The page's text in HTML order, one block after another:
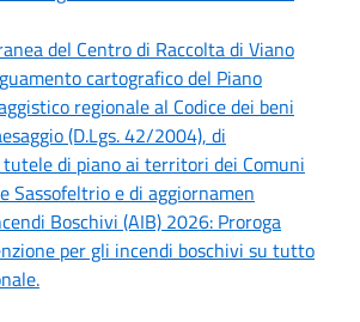
del Centro di Raccolta di Viano
cartografico del Piano
regionale al Codice dei beni
(D.Lgs. 42/2004), di
di piano ai territori dei Comuni
Sassofeltrio e di aggiornamen
Boschivi (AIB) 2026: Proroga
per gli incendi boschivi su tutto